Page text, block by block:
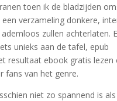
toen ik de bladzijden
verzameling donkere,
zullen achterlaten.
unieks aan de tafel, epub
resultaat ebook gratis lezen
fans van het genre.
niet zo spannend is als